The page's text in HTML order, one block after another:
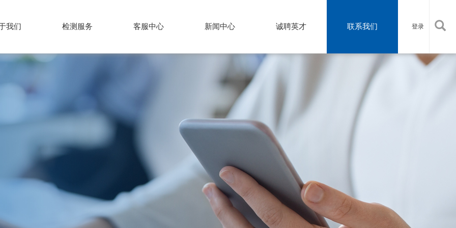
我们 检测服务 客服中心 新闻中心 诚聘英才 联系我们 登录